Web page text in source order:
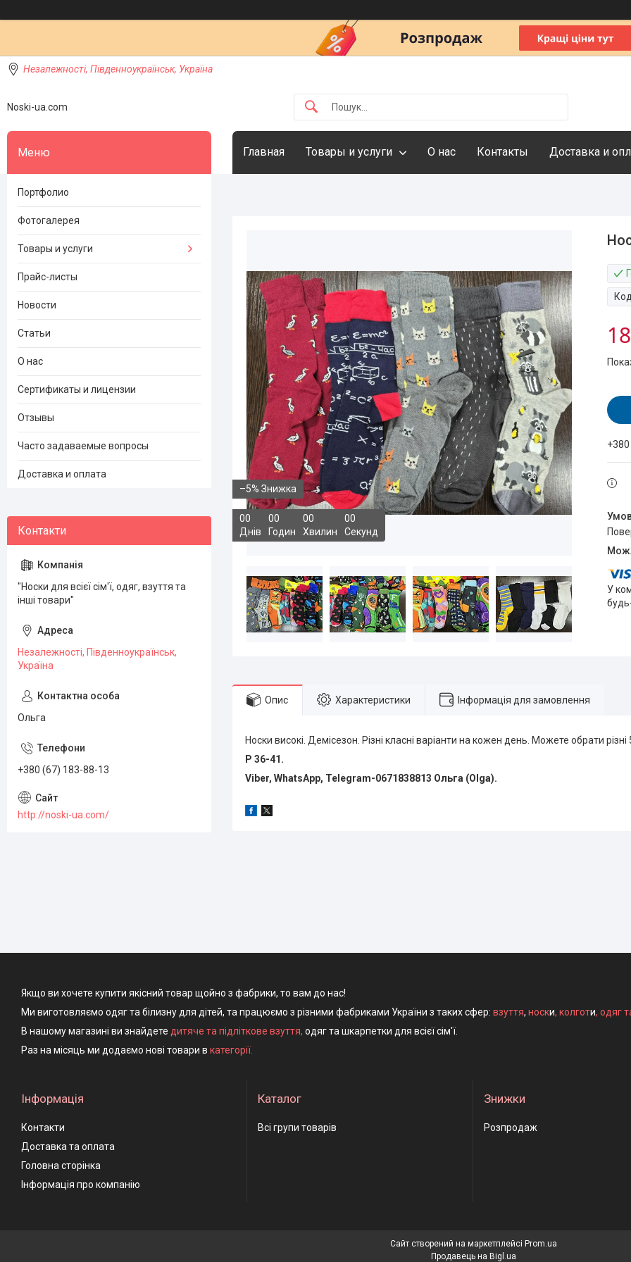
Незалежності, Південноукраїнськ, Україна
Noski-ua.com
Главная Товары и услуги О нас Контакты Доставка и
–5%
00
Днів
00
Годин
00
Хвилин
00
Секунд
У
Опис Характеристики Інформація для замовлення
Носки високі. Демісезон. Різні класні варіанти на кожен день. Можете обрати різні
Р 36-41.
Viber, WhatsApp, Telegram-0671838813 Ольга (Olga).
Портфолио
Фотогалерея
Товары и услуги
Прайс-листы
Новости
Статьи
О нас
Сертификаты и лицензии
Отзывы
Часто задаваемые вопросы
Доставка и оплата
"Носки для всієї сім'ї, одяг, взуття та
інші товари"
Незалежності, Південноукраїнськ,
Україна
Ольга
+380 (67) 183-88-13
http://noski-ua.com/
Якщо ви хочете купити якісний товар щойно з фабрики, то вам до нас!
Ми виготовляємо одяг та білизну для дітей, та працюємо з різними фабриками України з таких сфер: взуття, носки, колготи, одяг
В нашому магазині ви знайдете дитяче та підліткове взуття, одяг та шкарпетки для всієї сім'ї.
Раз на місяць ми додаємо нові товари в категорії.
Інформація
Контакти
Доставка та оплата
Головна сторінка
Інформація про компанію
Каталог
Всі групи товарів
Знижки
Розпродаж
Сайт створений на маркетплейсі Prom.ua
Продавець на Bigl.ua